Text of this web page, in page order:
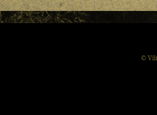
©